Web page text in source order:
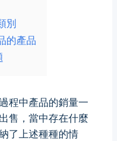
別
的產品
程中產品的銷量一
售，當中存在什麼
了上述種種的情